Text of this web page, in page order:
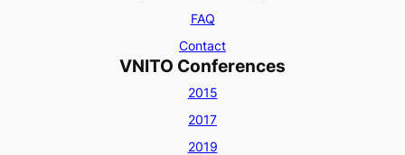
FAQ
Contact
VNITO Conferences
2015
2017
2019